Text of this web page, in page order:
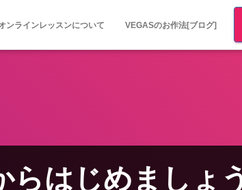
ンラインレッスンについて VEGASのお作法[ブログ]
はじめましょ